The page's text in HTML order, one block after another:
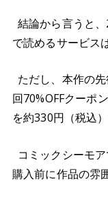
結論から言うと
で読めるサービス
ただし、本作の
回70%OFFクーポ
を約330円（税込
コミックシーモ
購入前に作品の雰